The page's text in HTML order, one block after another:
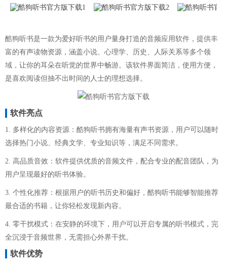
酷狗听书是一款为爱好听书的用户量身打造的音频应用软件，提供丰
富的有声读物资源，涵盖小说、心理学、历史、人际关系等多个领
域，让你的耳朵在听觉的世界中畅游。该软件界面简洁，使用方便，
是喜欢阅读但抽不出时间的人士的理想选择。
软件亮点
1. 多样化的内容资源：酷狗听书拥有海量有声书资源，用户可以随时
选择热门小说、经典文学、专业知识等，满足不同需求。
2. 高品质音效：软件提供优质的音频文件，配合专业的配音团队，为
用户呈现最好的听书体验。
3. 个性化推荐：根据用户的听书历史和偏好，酷狗听书能够智能推荐
最合适的书籍，让你轻松发现新内容。
4. 零干扰模式：在安静的环境下，用户可以开启专属的听书模式，完
全沉浸于音频世界，无需担心外界干扰。
软件优势